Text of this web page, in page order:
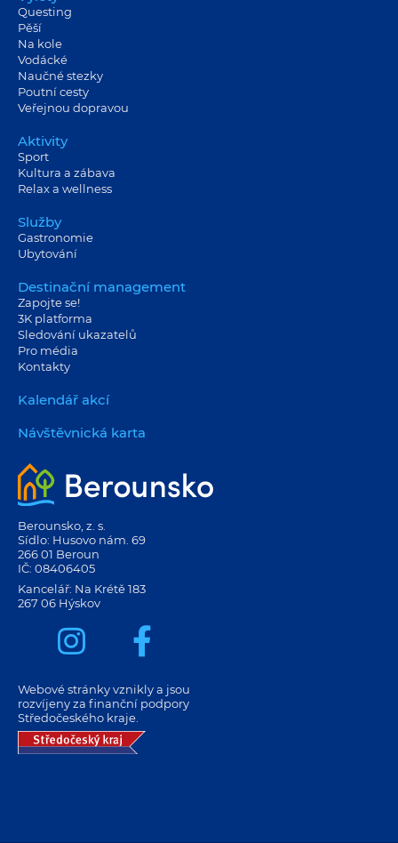
Questing
Pěší
Na kole
Vodácké
Naučné stezky
Poutní cesty
Veřejnou dopravou
Aktivity
Sport
Kultura a zábava
Relax a wellness
Služby
Gastronomie
Ubytování
Destinační management
Zapojte se!
3K platforma
Sledování ukazatelů
Pro média
Kontakty
Kalendář akcí
Návštěvnická karta
Berounsko, z. s.
Sídlo: Husovo nám. 69
266 01 Beroun
IČ: 08406405
Kancelář: Na Krétě 183
267 06 Hýskov
Webové stránky vznikly a jsou
rozvíjeny za finanční podpory
Středočeského kraje.